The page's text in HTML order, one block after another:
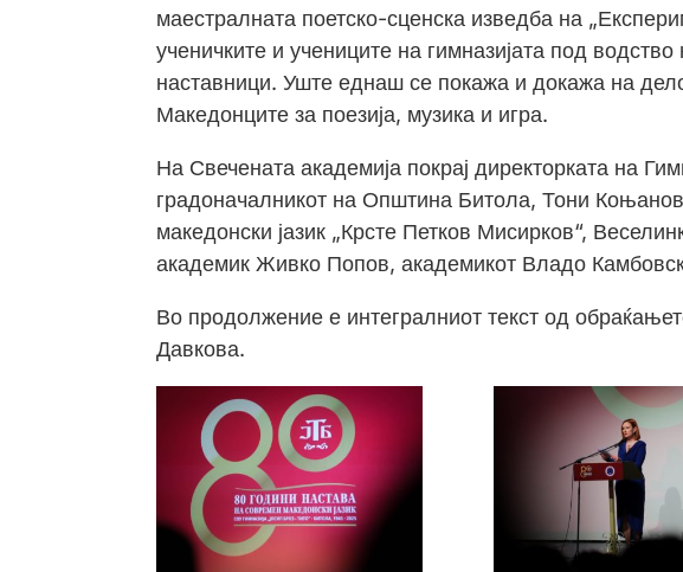
маестралната поетско-сценска изведба на
ученичките и учениците на гимназијата под
наставници. Уште еднаш се покажа и докажа на
Македонците за поезија, музика и игра.
На Свечената академија покрај директорката на
градоначалникот на Општина Битола, Тони
македонски јазик „Крсте Петков Мисирков“,
академик Живко Попов, академикот Владо
Во продолжение е интегралниот текст од
Давкова.